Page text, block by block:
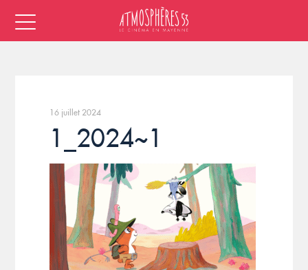
16 juillet 2024
1_2024~1